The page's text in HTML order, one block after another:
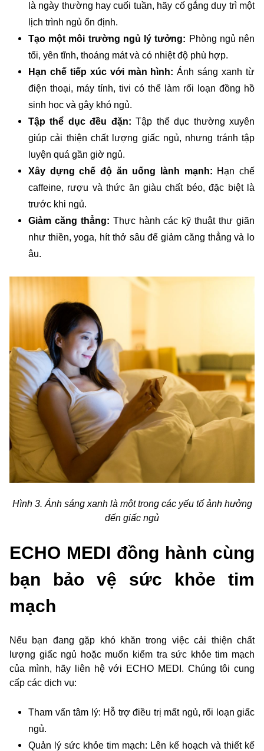
là ngày thường hay cuối tuần, hãy cố gắng duy trì một
lịch trình ngủ ổn định.
Tạo một môi trường ngủ lý tưởng: Phòng ngủ nên
tối, yên tĩnh, thoáng mát và có nhiệt độ phù hợp.
Hạn chế tiếp xúc với màn hình: Ánh sáng xanh từ
điện thoại, máy tính, tivi có thể làm rối loạn đồng hồ
sinh học và gây khó ngủ.
Tập thể dục đều đặn: Tập thể dục thường xuyên
giúp cải thiện chất lượng giấc ngủ, nhưng tránh tập
luyện quá gần giờ ngủ.
Xây dựng chế độ ăn uống lành mạnh: Hạn chế
caffeine, rượu và thức ăn giàu chất béo, đặc biệt là
trước khi ngủ.
Giảm căng thẳng: Thực hành các kỹ thuật thư giãn
như thiền, yoga, hít thở sâu để giảm căng thẳng và lo
âu.
Hình 3. Ánh sáng xanh là một trong các yếu tố ảnh hưởng
đến giấc ngủ
ECHO MEDI đồng hành cùng
bạn bảo vệ sức khỏe tim
mạch
Nếu bạn đang gặp khó khăn trong việc cải thiện chất
lượng giấc ngủ hoặc muốn kiểm tra sức khỏe tim mạch
của mình, hãy liên hệ với ECHO MEDI. Chúng tôi cung
cấp các dịch vụ:
Tham vấn tâm lý: Hỗ trợ điều trị mất ngủ, rối loạn giấc
ngủ.
Quản lý sức khỏe tim mạch: Lên kế hoạch và thiết kế